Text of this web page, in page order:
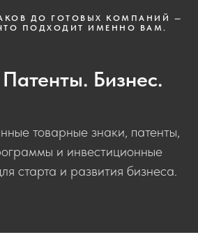
ДО ГОТОВЫХ КОМПАНИЙ —
ПОДХОДИТ ИМЕННО ВАМ.
Бизнес.
товарные знаки, патенты,
и инвестиционные
старта и развития бизнеса.